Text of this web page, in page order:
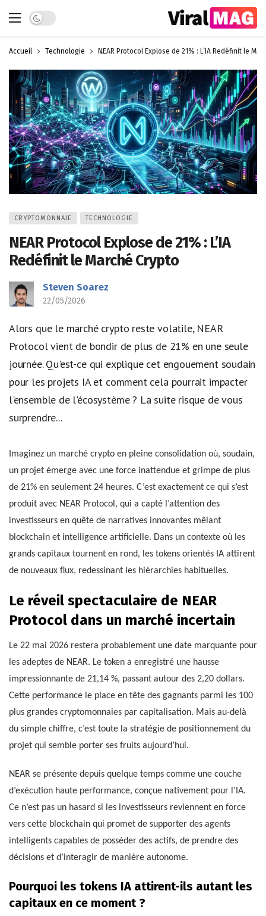
Dark mode
Accueil Technologie NEAR Protocol Explose de 21% : L’IA Redéfinit le
CRYPTOMONNAIE TECHNOLOGIE
NEAR Protocol Explose de 21% : L’IA
Redéfinit le Marché Crypto
Steven Soarez
22/05/2026
Alors que le marché crypto reste volatile, NEAR
Protocol vient de bondir de plus de 21% en une seule
journée. Qu'est-ce qui explique cet engouement soudain
pour les projets IA et comment cela pourrait impacter
l'ensemble de l'écosystème ? La suite risque de vous
surprendre...
Imaginez un marché crypto en pleine consolidation où, soudain,
un projet émerge avec une force inattendue et grimpe de plus
de 21% en seulement 24 heures. C’est exactement ce qui s’est
produit avec NEAR Protocol, qui a capté l’attention des
investisseurs en quête de narratives innovantes mêlant
blockchain et intelligence artificielle. Dans un contexte où les
grands capitaux tournent en rond, les tokens orientés IA attirent
de nouveaux flux, redessinant les hiérarchies habituelles.
Le réveil spectaculaire de NEAR
Protocol dans un marché incertain
Le 22 mai 2026 restera probablement une date marquante pour
les adeptes de NEAR. Le token a enregistré une hausse
impressionnante de 21,14 %, passant autour des 2,20 dollars.
Cette performance le place en tête des gagnants parmi les 100
plus grandes cryptomonnaies par capitalisation. Mais au-delà
du simple chiffre, c’est toute la stratégie de positionnement du
projet qui semble porter ses fruits aujourd’hui.
NEAR se présente depuis quelque temps comme une couche
d’exécution haute performance, conçue nativement pour l’IA.
Ce n’est pas un hasard si les investisseurs reviennent en force
vers cette blockchain qui promet de supporter des agents
intelligents capables de posséder des actifs, de prendre des
décisions et d’interagir de manière autonome.
Pourquoi les tokens IA attirent-ils autant les
capitaux en ce moment ?